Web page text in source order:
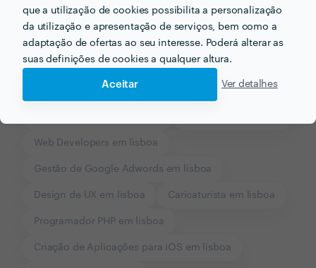
que a utilização de cookies possibilita a personalização
da utilização e apresentação de serviços, bem como a
adaptação de ofertas ao seu interesse. Poderá alterar as
suas definições de cookies a qualquer altura.
Aceitar Ver detalhes
Web Developers em lisboa
Gestão de Google Adwords em lisboa
Design de UX em lisboa Caricaturista em lisboa
Programador PHP em lisboa
Criação de Aplicações para iOS em lisboa